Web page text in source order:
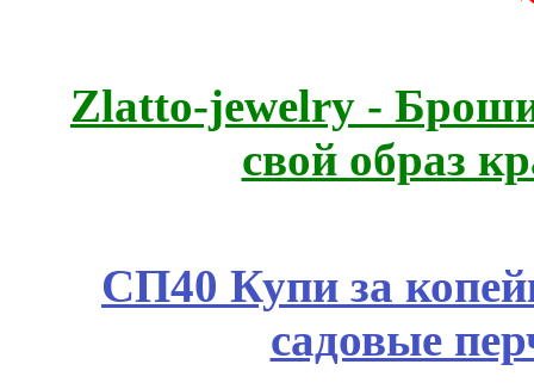
Zlatto-jewelry -
свой образ
СП40 Купи за
садовые